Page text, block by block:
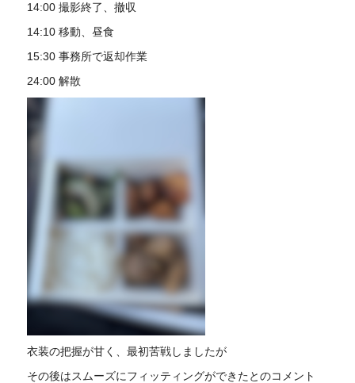
14:00 撮影終了、撤収
14:10 移動、昼食
15:30 事務所で返却作業
24:00 解散
衣装の把握が甘く、最初苦戦しましたが
その後はスムーズにフィッティングができたとのコメント